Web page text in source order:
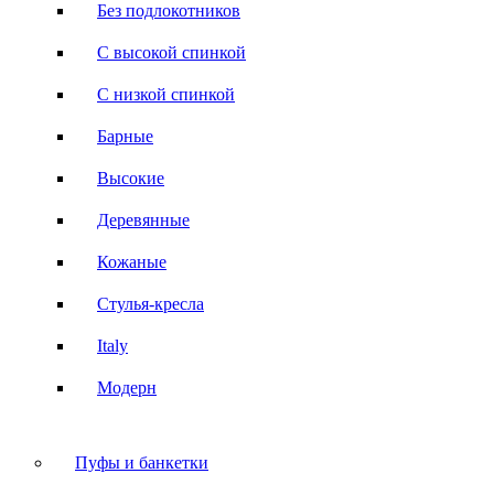
Без подлокотников
С высокой спинкой
С низкой спинкой
Барные
Высокие
Деревянные
Кожаные
Стулья-кресла
Italy
Модерн
Пуфы и банкетки